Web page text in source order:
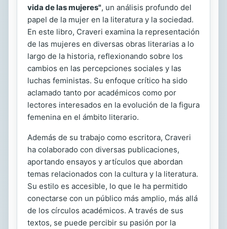
vida de las mujeres", un análisis profundo del
papel de la mujer en la literatura y la sociedad.
En este libro, Craveri examina la representación
de las mujeres en diversas obras literarias a lo
largo de la historia, reflexionando sobre los
cambios en las percepciones sociales y las
luchas feministas. Su enfoque crítico ha sido
aclamado tanto por académicos como por
lectores interesados en la evolución de la figura
femenina en el ámbito literario.
Además de su trabajo como escritora, Craveri
ha colaborado con diversas publicaciones,
aportando ensayos y artículos que abordan
temas relacionados con la cultura y la literatura.
Su estilo es accesible, lo que le ha permitido
conectarse con un público más amplio, más allá
de los círculos académicos. A través de sus
textos, se puede percibir su pasión por la